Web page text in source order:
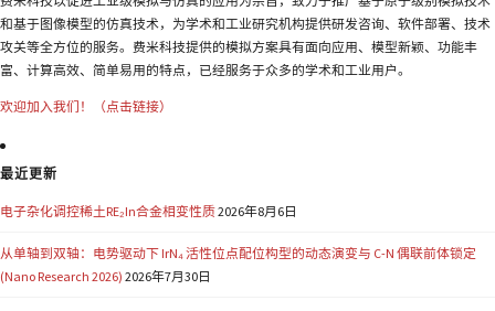
和基于图像模型的仿真技术，为学术和工业研究机构提供研发咨询、软件部署、技术
攻关等全方位的服务。费米科技提供的模拟方案具有面向应用、模型新颖、功能丰
富、计算高效、简单易用的特点，已经服务于众多的学术和工业用户。
欢迎加入我们！（点击链接）
最近更新
电子杂化调控稀土RE₂In合金相变性质2026年8月6日
从单轴到双轴：电势驱动下 IrN₄ 活性位点配位构型的动态演变与 C-N 偶联前体锁定
(Nano Research 2026) 2026年7月30日